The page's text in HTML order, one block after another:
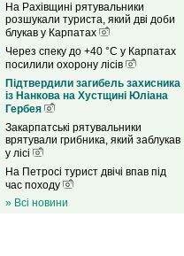
На Рахівщині рятувальники
розшукали туриста, який дві доби
блукав у Карпатах
Через спеку до +40 °C у Карпатах
посилили охорону лісів
Підтвердили загибель захисника
із Нанкова на Хустщині Юліана
Гербея
Закарпатські рятувальники
врятували грибника, який заблукав
у лісі
На Петросі турист двічі впав під
час походу
» Всі новини